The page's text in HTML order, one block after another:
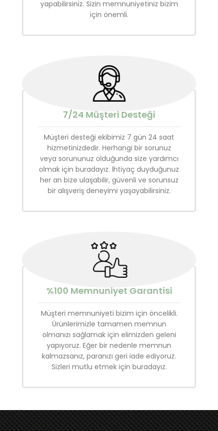
yapabilirsiniz. Sizin memnuniyetiniz bizim
için önemli.
7/24 Müşteri Desteği
Müşteri desteği ekibimiz 7 gün 24 saat
hizmetinizdedir. Herhangi bir sorunuz
veya sorununuz olduğunda size yardımcı
olmak için buradayız. İhtiyaç duyduğunuz
her an bize ulaşabilir, güvenli ve sorunsuz
bir alışveriş deneyimi yaşayabilirsiniz.
%100 Memnuniyet Garantisi
Müşteri memnuniyeti bizim için öncelikli.
Ürünlerimizle tamamen memnun
olmanızı sağlamak için elimizden geleni
yapıyoruz. Eğer bir nedenle memnun
kalmazsanız, paranızı geri iade ediyoruz.
Sizleri mutlu etmek için buradayız.